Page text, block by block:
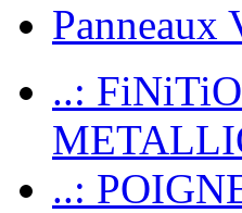
Panneaux
..:
..: